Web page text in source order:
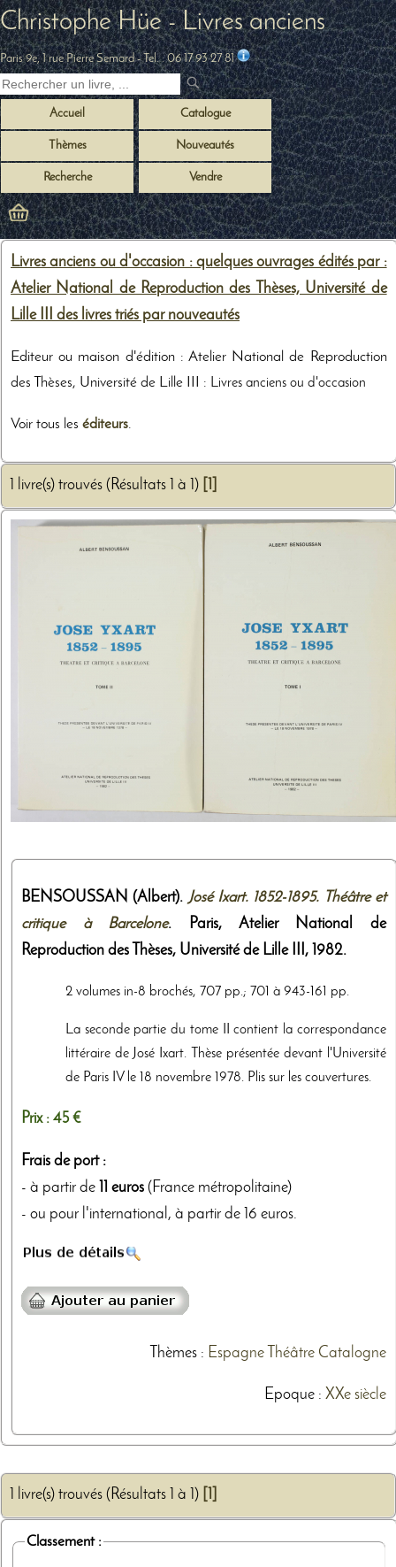
Christophe Hüe - Livres anciens
Paris 9e, 1 rue Pierre Semard- Tel. :06 17 93 27 81
Accueil Catalogue
Thèmes Nouveautés
Recherche Vendre
Livres anciens ou d'occasion : quelques ouvrages édités par :
Atelier National de Reproduction des Thèses, Université de
Lille III des livres triés par nouveautés
Editeur ou maison d'édition : Atelier National de Reproduction
des Thèses, Université de Lille III : Livres anciens ou d'occasion
Voir tous les éditeurs.
1 livre(s) trouvés (Résultats 1 à 1)
BENSOUSSAN (Albert). José Ixart. 1852-1895. Théâtre et
critique à Barcelone. Paris, Atelier National de
Reproduction des Thèses, Université de Lille III , 1982.
2 volumes in-8 brochés, 707 pp.; 701 à 943-161 pp.
La seconde partie du tome II contient la correspondance
littéraire de José Ixart. Thèse présentée devant l'Université
de Paris IV le 18 novembre 1978. Plis sur les couvertures.
Prix : 45 €
Frais de port :
- à partir de
11 euros (France métropolitaine)
- ou pour l'international, à partir de 16 euros.
Thèmes: Espagne Théâtre Catalogne
Epoque : XXe siècle
1 livre(s) trouvés (Résultats 1 à 1)
Classement :